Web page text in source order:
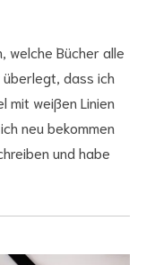
welche Bücher alle
überlegt, dass ich
mit weißen Linien
neu bekommen
und habe